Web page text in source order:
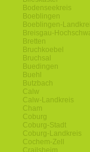
Bodenseekreis
Boeblingen
Boeblingen-
Breisgau-
Bretten
Bruchkoebel
Bruchsal
Buedingen
Buehl
Butzbach
Calw
Calw-Landkreis
Cham
Coburg
Coburg-Stadt
Coburg-Landkreis
Cochem-Zell
Crailsheim